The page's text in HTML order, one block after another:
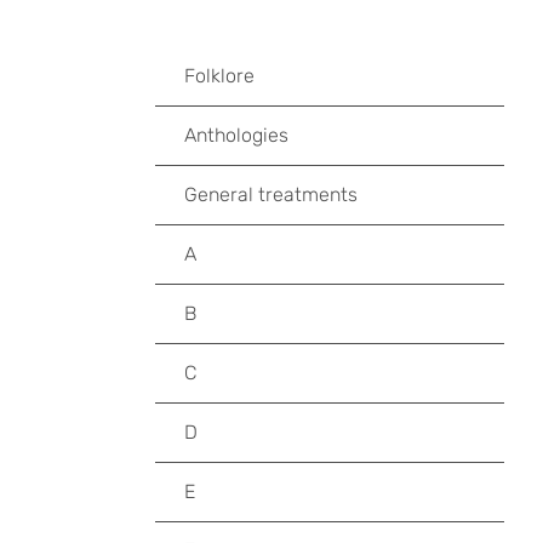
Folklore
Anthologies
General treatments
A
B
C
D
E